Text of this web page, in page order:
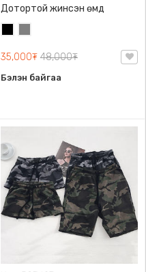
Дотортой жинсэн өмд
35,000₮ 48,000₮
Бэлэн байгаа